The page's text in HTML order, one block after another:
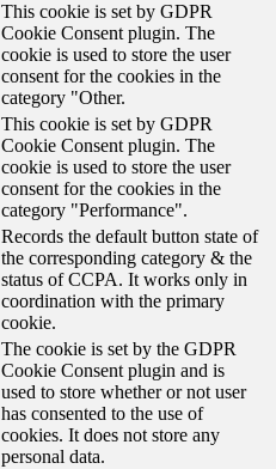
This cookie is set by GDPR
Cookie Consent plugin. The
cookie is used to store the user
consent for the cookies in the
category "Other.
This cookie is set by GDPR
Cookie Consent plugin. The
cookie is used to store the user
consent for the cookies in the
category "Performance".
Records the default button state of
the corresponding category & the
status of CCPA. It works only in
coordination with the primary
cookie.
The cookie is set by the GDPR
Cookie Consent plugin and is
used to store whether or not user
has consented to the use of
cookies. It does not store any
personal data.